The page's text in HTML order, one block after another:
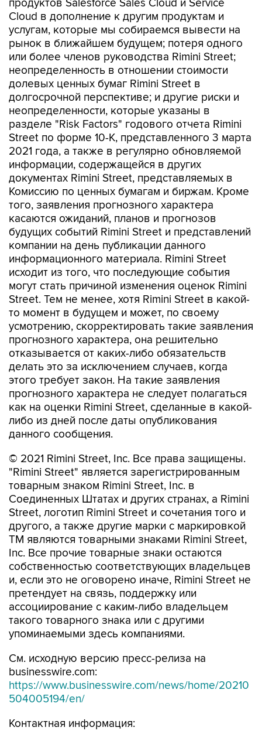
продуктов Salesforce Sales Cloud и Service
Cloud в дополнение к другим продуктам и
услугам, которые мы собираемся вывести на
рынок в ближайшем будущем; потеря одного
или более членов руководства Rimini Street;
неопределенность в отношении стоимости
долевых ценных бумаг Rimini Street в
долгосрочной перспективе; и другие риски и
неопределенности, которые указаны в
разделе "Risk Factors" годового отчета Rimini
Street по форме 10-K, представленного 3 марта
2021 года, а также в регулярно обновляемой
информации, содержащейся в других
документах Rimini Street, представляемых в
Комиссию по ценных бумагам и биржам. Кроме
того, заявления прогнозного характера
касаются ожиданий, планов и прогнозов
будущих событий Rimini Street и представлений
компании на день публикации данного
информационного материала. Rimini Street
исходит из того, что последующие события
могут стать причиной изменения оценок Rimini
Street. Тем не менее, хотя Rimini Street в какой-
то момент в будущем и может, по своему
усмотрению, скорректировать такие заявления
прогнозного характера, она решительно
отказывается от каких-либо обязательств
делать это за исключением случаев, когда
этого требует закон. На такие заявления
прогнозного характера не следует полагаться
как на оценки Rimini Street, сделанные в какой-
либо из дней после даты опубликования
данного сообщения.
© 2021 Rimini Street, Inc. Все права защищены.
"Rimini Street" является зарегистрированным
товарным знаком Rimini Street, Inc. в
Соединенных Штатах и других странах, а Rimini
Street, логотип Rimini Street и сочетания того и
другого, а также другие марки с маркировкой
TM являются товарными знаками Rimini Street,
Inc. Все прочие товарные знаки остаются
собственностью соответствующих владельцев
и, если это не оговорено иначе, Rimini Street не
претендует на связь, поддержку или
ассоциирование с каким-либо владельцем
такого товарного знака или с другими
упоминаемыми здесь компаниями.
См. исходную версию пресс-релиза на
businesswire.com:
https://www.businesswire.com/news/home/20210
504005194/en/
Контактная информация: